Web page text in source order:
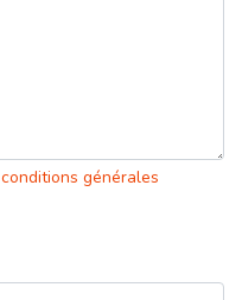
conditions générales